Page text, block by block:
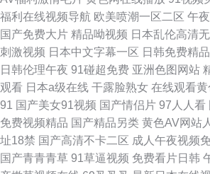
福利在线视频导航 欧美喷潮一区二区 午
国产免费大片 精品呦视频 日本乱伦高清
刺激视频 日本中文字幕一区 日韩免费精
日韩伦理午夜 91碰超免费 亚洲色图网站
观看 日本a级在线 干露脸熟女 在线观看黄
91 国产美女91视频 国产情侣片 97人人看
免费视频精品 国产精品另类 黄色AV网站人
址18禁 国产高清不卡二区 成人午夜视频
国产青青青草 91草逼视频 免费看片日韩